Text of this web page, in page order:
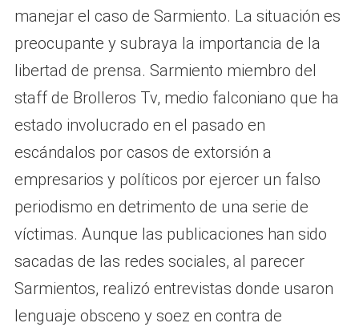
manejar el caso de Sarmiento. La situación es
preocupante y subraya la importancia de la
libertad de prensa. Sarmiento miembro del
staff de Brolleros Tv, medio falconiano que ha
estado involucrado en el pasado en
escándalos por casos de extorsión a
empresarios y políticos por ejercer un falso
periodismo en detrimento de una serie de
víctimas. Aunque las publicaciones han sido
sacadas de las redes sociales, al parecer
Sarmientos, realizó entrevistas donde usaron
lenguaje obsceno y soez en contra de